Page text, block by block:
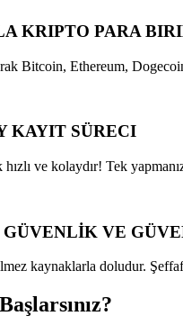
KRIPTO PARA
Bitcoin, Ethereum,
KAYIT SÜRECI
ve kolaydır! Tek
VE
kaynaklarla doludur.